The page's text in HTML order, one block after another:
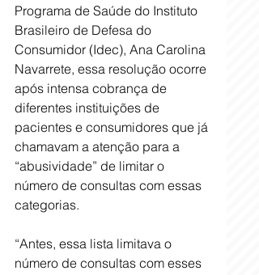
Programa de Saúde do Instituto
Brasileiro de Defesa do
Consumidor (Idec), Ana Carolina
Navarrete, essa resolução ocorre
após intensa cobrança de
diferentes instituições de
pacientes e consumidores que já
chamavam a atenção para a
“abusividade” de limitar o
número de consultas com essas
categorias.
“Antes, essa lista limitava o
número de consultas com esses